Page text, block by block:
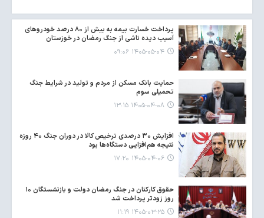
پرداخت خسارت بیمه به بیش از ۸۰ درصد خودروهای
آسیب دیده ناشی از جنگ رمضان در خوزستان
۱۴۰۵-۰۵-۰۴ ۰۹:۰۶
حمایت بانک مسکن از مردم و تولید در شرایط جنگ
تحمیلی سوم
۱۴۰۵-۰۴-۰۸ ۱۳:۱۵
افزایش ۳۰ درصدی ترخیص کالا در دوران جنگ ۴۰ روزه
نتیجه هم‌افزایی دستگاه‌ها بود
۱۴۰۵-۰۴-۰۶ ۱۷:۲۰
حقوق کارکنان در جنگ رمضان دولت و بازنشستگان ۱۰
روز زودتر پرداخت شد
۱۴۰۵-۰۳-۲۵ ۱۱:۱۹